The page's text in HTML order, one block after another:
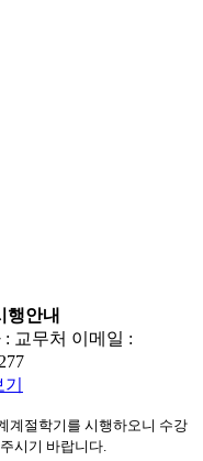
행안내
: 교무처 이메일 :
계절학기를 시행하오니 수강
시기 바랍니다